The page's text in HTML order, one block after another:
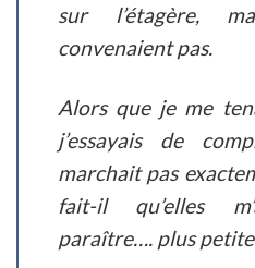
sur l’étagère,
convenaient pas.
Alors que je me
j’essayais de
marchait pas
fait-il qu’elles
paraître…. plus petite